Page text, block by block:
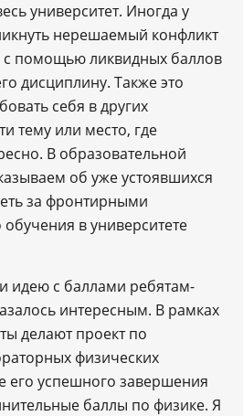
университет. Иногда у
нерешаемый конфликт
с помощью ликвидных баллов
дисциплину. Также это
себя в других
тему или место, где
В образовательной
об уже устоявшихся
за фронтирными
в университете
идею с баллами ребятам-
интересным. В рамках
делают проект по
физических
его успешного завершения
баллы по физике. Я